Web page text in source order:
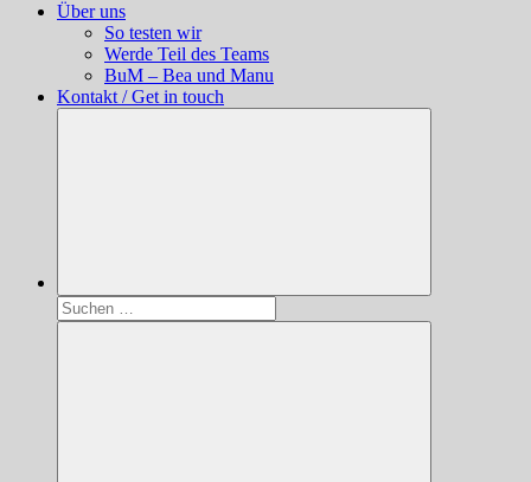
Über uns
So testen wir
Werde Teil des Teams
BuM – Bea und Manu
Kontakt / Get in touch
Suchen
nach: